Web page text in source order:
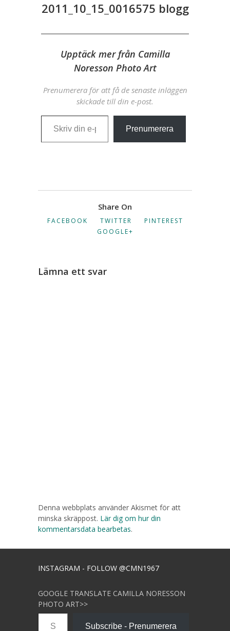
2011_10_15_0016575 blogg
Upptäck mer från Camilla
Noresson Photo Art
Prenumerera för att få de senaste inläggen
skickade till din e-post.
Skriv din e-post …
Prenumerera
Share On
FACEBOOK TWITTER
PINTEREST
GOOGLE+
Lämna ett svar
Denna webbplats använder Akismet för att
minska skräppost. Lär dig om hur din
kommentarsdata bearbetas.
INSTAGRAM - FOLLOW @CMN1967
GOOGLE TRANSLATE CAMILLA NORESSON
PHOTO ART>>
Skriv din e-post …
Subscribe - Prenumerera